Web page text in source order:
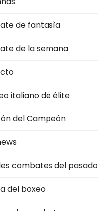
de fantasìa
de la semana
italiano de élite
del Campeón
combates del pasado
del boxeo